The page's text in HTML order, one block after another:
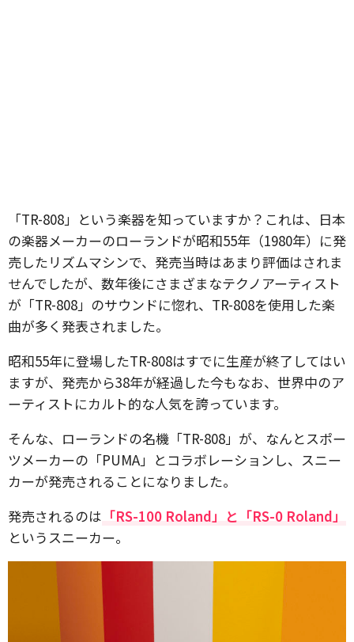
「TR-808」という楽器を知っていますか？これは、日本
の楽器メーカーのローランドが昭和55年（1980年）に発
売したリズムマシンで、発売当時はあまり評価はされま
せんでしたが、数年後にさまざまなテクノアーティスト
が「TR-808」のサウンドに惚れ、TR-808を使用した楽
曲が多く発表されました。
昭和55年に登場したTR-808はすでに生産が終了してはい
ますが、発売から38年が経過した今もなお、世界中のア
ーティストにカルト的な人気を誇っています。
そんな、ローランドの名機「TR-808」が、なんとスポー
ツメーカーの「PUMA」とコラボレーションし、スニー
カーが発売されることになりました。
発売されるのは 「RS-100 Roland」と「RS-0 Roland」
というスニーカー。